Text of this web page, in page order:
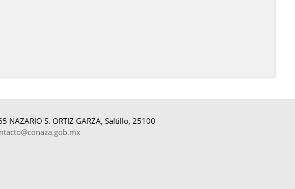
NAZARIO S. ORTIZ GARZA, Saltillo, 25100